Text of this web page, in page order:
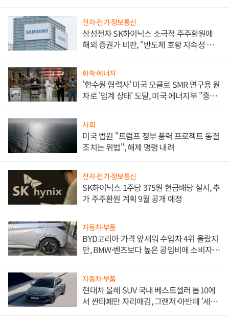
전자·전기·정보통신
삼성전자 SK하이닉스 소극적 주주환원에
해외 증권가 비판, "반도체 호황 지속성 의
화학·에너지
'한수원 협력사' 미국 오클로 SMR 연구용 원
자로 '임계 상태' 도달, 미국 에너지부 "중요
사회
미국 법원 "트럼프 정부 풍력 프로젝트 동결
조치는 위법", 해제 명령 내려
전자·전기·정보통신
SK하이닉스 1주당 375원 현금배당 실시, 추
가 주주환원 계획 9월 공개 예정
자동차·부품
BYD코리아 가격 앞세워 수입차 4위 올랐지
만, BMW·벤츠보다 높은 공임비에 소비자
자동차·부품
현대차 올해 SUV 국내 베스트셀러 톱10에
서 싼타페만 자리매김, 그랜저·아반떼 '세단